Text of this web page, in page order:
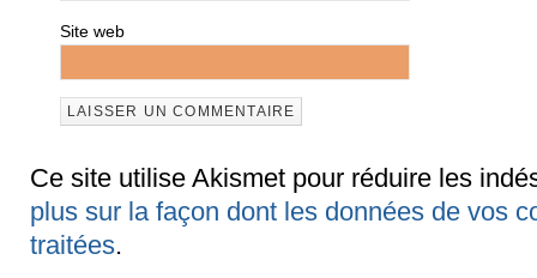
Site web
Ce site utilise Akismet pour réduire les
plus sur la façon dont les données de vos
traitées.